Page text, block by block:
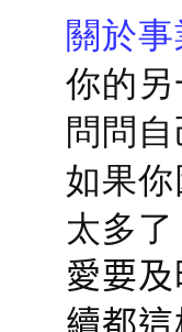
關於
你的
問問
如果
太多
愛要